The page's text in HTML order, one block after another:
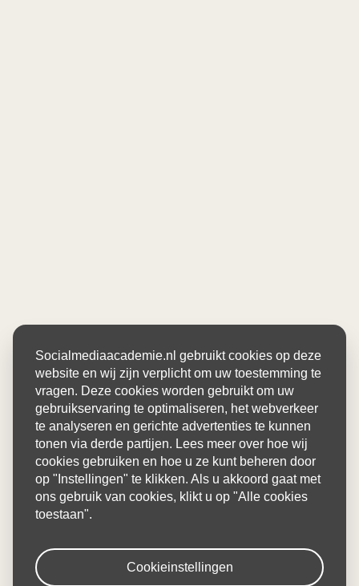
Socialmediaacademie.nl gebruikt cookies op deze
website en wij zijn verplicht om uw toestemming te
vragen. Deze cookies worden gebruikt om uw
gebruikservaring te optimaliseren, het webverkeer
te analyseren en gerichte advertenties te kunnen
tonen via derde partijen. Lees meer over hoe wij
cookies gebruiken en hoe u ze kunt beheren door
op "Instellingen" te klikken. Als u akkoord gaat met
ons gebruik van cookies, klikt u op "Alle cookies
toestaan".
Cookieinstellingen